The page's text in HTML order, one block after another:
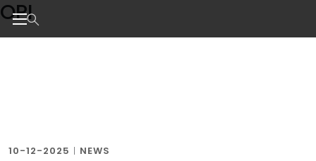
Skip
to
the
OPI
10-12-2025 | NEWS